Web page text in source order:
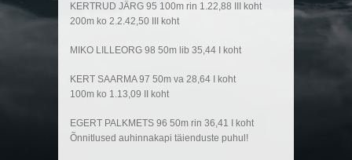
KERTRUD JÄRG 95 100m rin 1.22,88 III koht
200m ko 2.2.42,50 III koht
MIKO LILLEORG 98 50m lib 35,44 I koht
KERT SAARMA 97 50m va 28,64 I koht
100m ko 1.13,09 II koht
EGERT PALKMETS 96 50m rin 36,41 I koht
Õnnitlused auhinnakapi täienduste puhul!